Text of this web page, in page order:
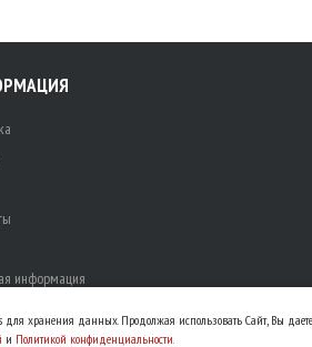
информация
для хранения данных. Продолжая использовать Сайт, Вы
и Политикой конфиденциальности.